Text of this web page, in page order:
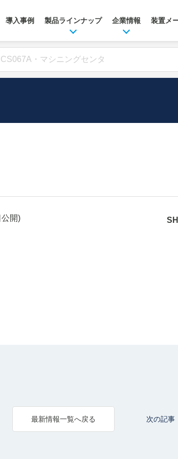
導入事例 製品ラインナップ 企業情報 装置メ
公開)
最新情報一覧へ戻る 次の記事